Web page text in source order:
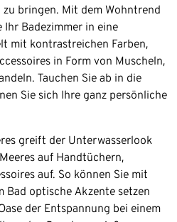
zu bringen. Mit dem Wohntrend
Ihr Badezimmer in eine
mit kontrastreichen Farben,
in Form von Muscheln,
Tauchen Sie ab in die
Sie sich Ihre ganz persönliche
greift der Unterwasserlook
auf Handtüchern,
auf. So können Sie mit
Bad optische Akzente setzen
der Entspannung bei einem